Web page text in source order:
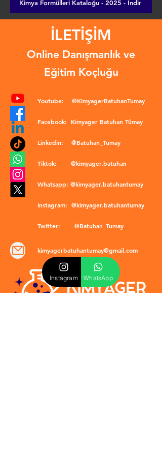
Kimya Formülleri Kataloğu - 2025 - İndir
İLETİŞİM
Online Danışmanlık ve
Eğitim Koçluğu
Youtube: @KimyagerBatuhanTumay
Facebook: Kimyager Batuhan Tümay
Linkedin: @Batuhan_Tumay
Tiktok: @kimyager.batuhan
Whatsapp: @kimyager.batuhantumay
Instagram: @kimyager.batuhantumay
Twitter: @Batuhan_Tumay
kimyagerbatuhantumay@gmail.com
Instagram WhatsApp